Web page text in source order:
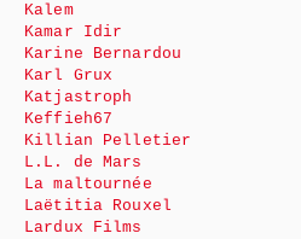
Kalem
Kamar Idir
Karine Bernardou
Karl Grux
Katjastroph
Keffieh67
Killian Pelletier
L.L. de Mars
La maltournée
Laëtitia Rouxel
Lardux Films